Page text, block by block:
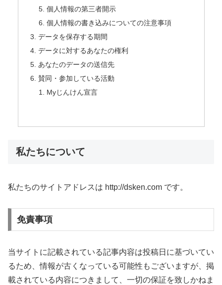
個人情報の第三者開示
個人情報の書き込みについての注意事項
データを保存する期間
データに対するあなたの権利
あなたのデータの送信先
賛同・参加している活動
Myじんけん宣言
私たちについて
私たちのサイトアドレスは http://dsken.com です。
免責事項
当サイトに記載されている記事内容は投稿日に基づいてい
るため、情報が古くなっている可能性もございますが、掲
載されている内容につきまして、一切の保証を致しかねま